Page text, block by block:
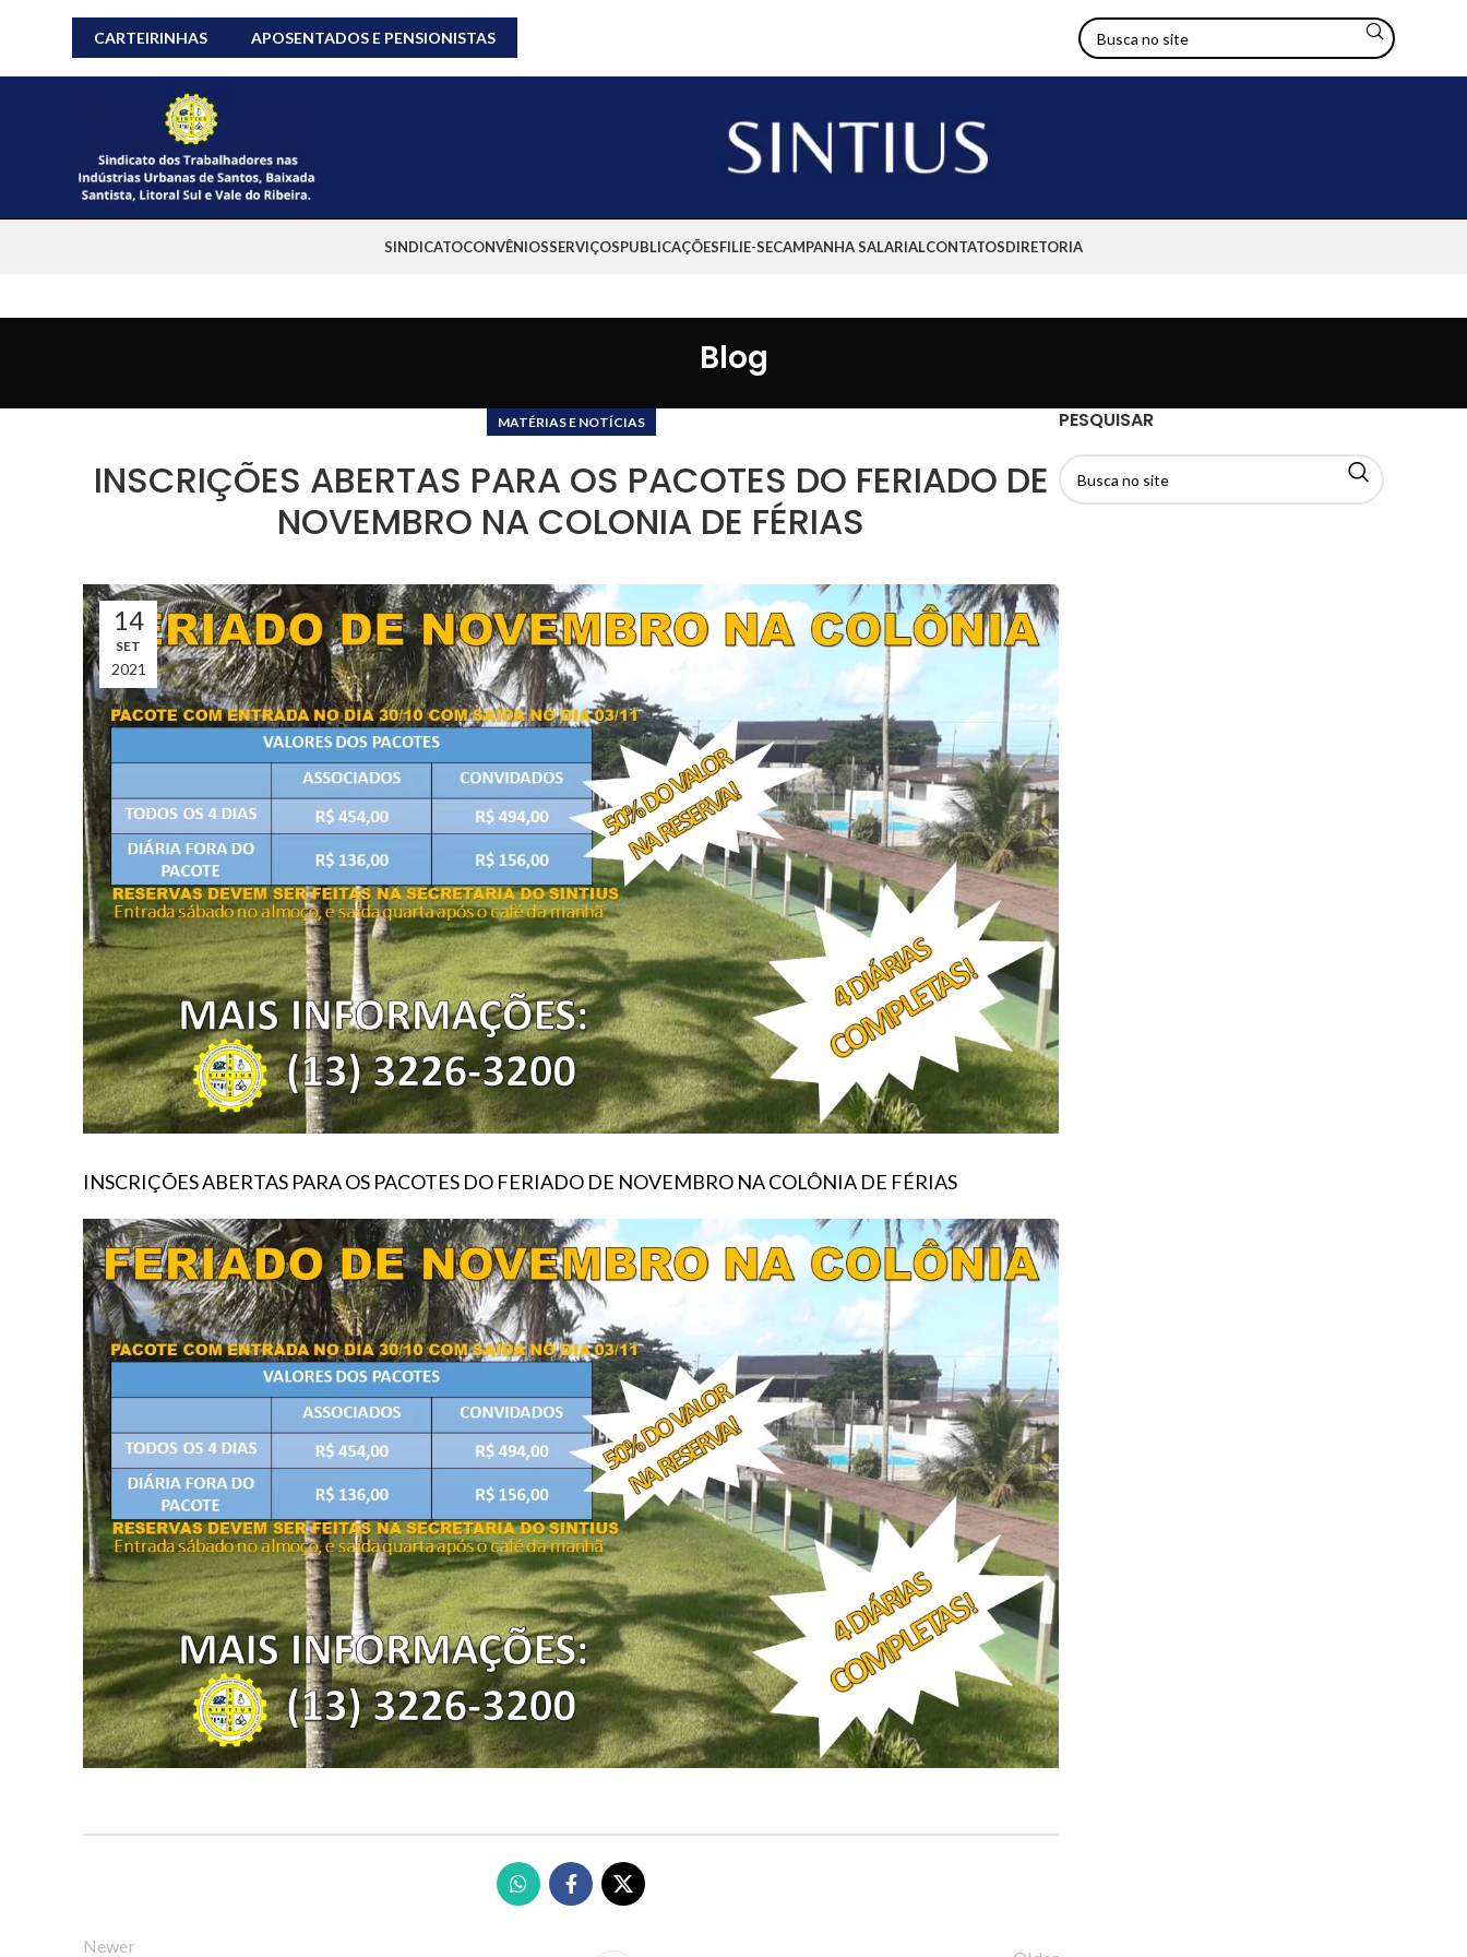
CARTEIRINHAS APOSENTADOS E PENSIONISTAS
SINDICATOCONVÊNIOSSERVIÇOSPUBLICAÇÕESFILIE-SECAMPANHA SALARIALCONTATOSDIRETORIA
Blog
MATÉRIAS E NOTÍCIAS
INSCRIÇÕES ABERTAS PARA OS PACOTES DO FERIADO DE
NOVEMBRO NA COLONIA DE FÉRIAS
14
SET
2021
INSCRIÇÕES ABERTAS PARA OS PACOTES DO FERIADO DE NOVEMBRO NA COLÔNIA DE FÉRIAS
Newer
PESQUISAR